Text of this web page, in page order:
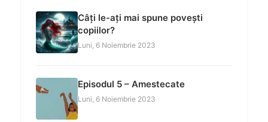
Câți le-ați mai spune povești
copiilor?
Luni, 6 Noiembrie 2023
Episodul 5 – Amestecate
Luni, 6 Noiembrie 2023